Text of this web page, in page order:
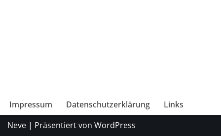
Impressum Datenschutzerklärung
Links
Neve | Präsentiert von WordPress